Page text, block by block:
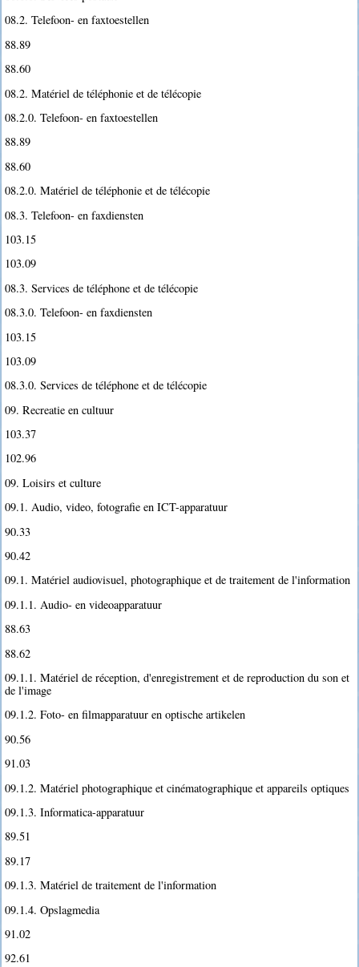
08.2. Telefoon- en faxtoestellen
88.89
88.60
08.2. Matériel de téléphonie et de télécopie
08.2.0. Telefoon- en faxtoestellen
88.89
88.60
08.2.0. Matériel de téléphonie et de télécopie
08.3. Telefoon- en faxdiensten
103.15
103.09
08.3. Services de téléphone et de télécopie
08.3.0. Telefoon- en faxdiensten
103.15
103.09
08.3.0. Services de téléphone et de télécopie
09. Recreatie en cultuur
103.37
102.96
09. Loisirs et culture
09.1. Audio, video, fotografie en ICT-apparatuur
90.33
90.42
09.1. Matériel audiovisuel, photographique et de traitement de l'information
09.1.1. Audio- en videoapparatuur
88.63
88.62
09.1.1. Matériel de réception, d'enregistrement et de reproduction du son et
de l'image
09.1.2. Foto- en filmapparatuur en optische artikelen
90.56
91.03
09.1.2. Matériel photographique et cinématographique et appareils optiques
09.1.3. Informatica-apparatuur
89.51
89.17
09.1.3. Matériel de traitement de l'information
09.1.4. Opslagmedia
91.02
92.61